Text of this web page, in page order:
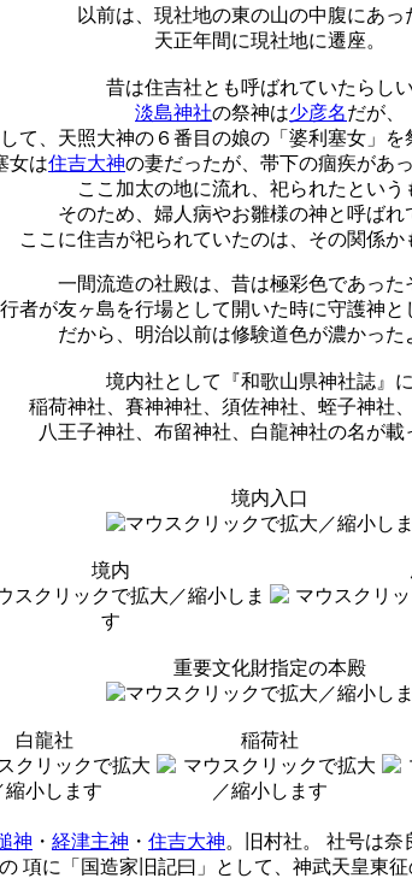
以前は、現社地の東の山の中腹にあっ
天正年間に現社地に遷座。
昔は住吉社とも呼ばれていたらしい
淡島神社の祭神は少彦名だが、
て、天照大神の６番目の娘の「婆利塞女」を
女は住吉大神の妻だったが、帯下の痼疾があ
ここ加太の地に流れ、祀られたという
そのため、婦人病やお雛様の神と呼ばれ
ここに住吉が祀られていたのは、その関係か
一間流造の社殿は、昔は極彩色であった
者が友ヶ島を行場として開いた時に守護神と
だから、明治以前は修験道色が濃かった
境内社として『和歌山県神社誌』
稲荷神社、賽神神社、須佐神社、蛭子神社、
八王子神社、布留神社、白龍神社の名が載
境内入口
境内
重要文化財指定の本殿
白龍社 稲荷社
神 ・ 経津主神 ・ 住吉大神。旧村社。 社号は
項に「国造家旧記曰」として、神武天皇東